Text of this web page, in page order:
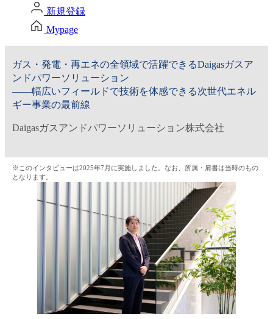
建設・不動産
金融（銀行・証券・保険・投資）
コンサルティング・シンクタンク・事務所
IT・通信
WEB（デジタル・メディア・ゲーム）
電気・電機
新規登録
Mypage
ガス・発電・再エネの全領域で活躍できるDaigasガスア
ンドパワーソリューション
――幅広いフィールドで技術を体感できる次世代エネル
ギー事業の最前線
Daigasガスアンドパワーソリューション株式会社
※このインタビューは2025年7月に実施しました。なお、所属・肩書は当時のもの
となります。